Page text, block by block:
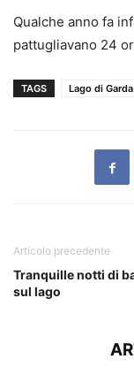
Qualche anno fa
pattugliavano 24
TAGS Lago di Garda
Articolo precedente
Tranquille notti di
sul lago